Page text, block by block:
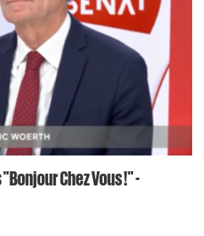
Chez Vous !" -